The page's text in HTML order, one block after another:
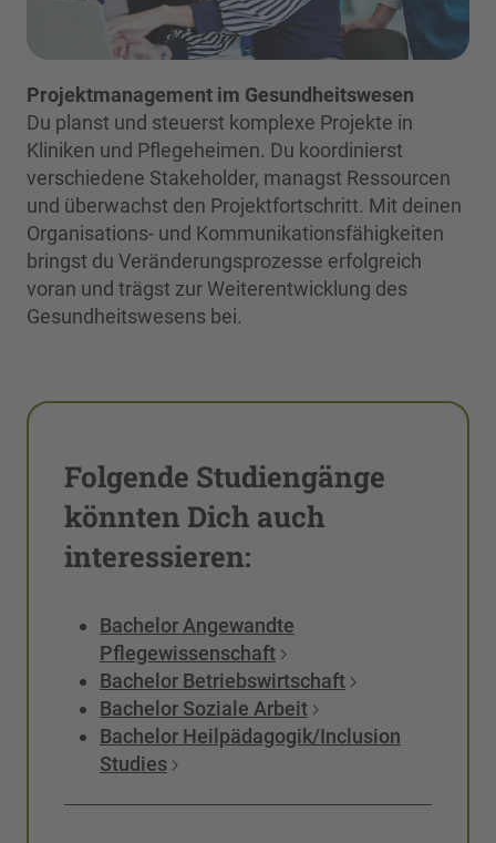
Projektmanagement im Gesundheitswesen
Du planst und steuerst komplexe Projekte in
Kliniken und Pflegeheimen. Du koordinierst
verschiedene Stakeholder, managst Ressourcen
und überwachst den Projektfortschritt. Mit deinen
Organisations- und Kommunikationsfähigkeiten
bringst du Veränderungsprozesse erfolgreich
voran und trägst zur Weiterentwicklung des
Gesundheitswesens bei.
Folgende Studiengänge
könnten Dich auch
interessieren:
Bachelor Angewandte
Pflegewissenschaft
Bachelor Betriebswirtschaft
Bachelor Soziale Arbeit
Bachelor Heilpädagogik/Inclusion
Studies